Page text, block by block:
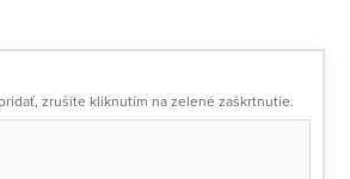
zrušíte kliknutím na zelené zaškrtnutie.